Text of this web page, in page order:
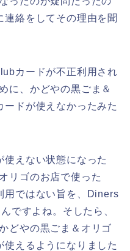
絡をしてその理由を聞
カードが不正利用され
に、かどやの黒ごま＆
ドが使えなかったみた
えない状態になった
リゴのお店で使った
用ではない旨を、Diners
ですよね。そしたら、
どやの黒ごま＆オリゴ
えるようになりました